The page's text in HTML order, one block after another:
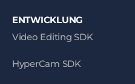
ENTWICKLUNG
Video Editing SDK
HyperCam SDK